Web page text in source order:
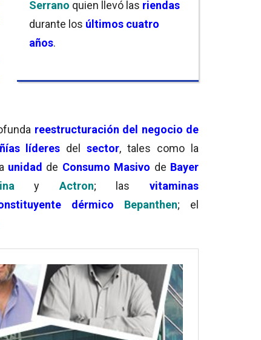
Serrano quien llevó las riendas
durante los últimos cuatro
años.
reestructuración del negocio de
líderes delsector, tales como la
unidad de Consumo Masivo de Bayer
y Actron; lasvitaminas
dérmico Bepanthen; el